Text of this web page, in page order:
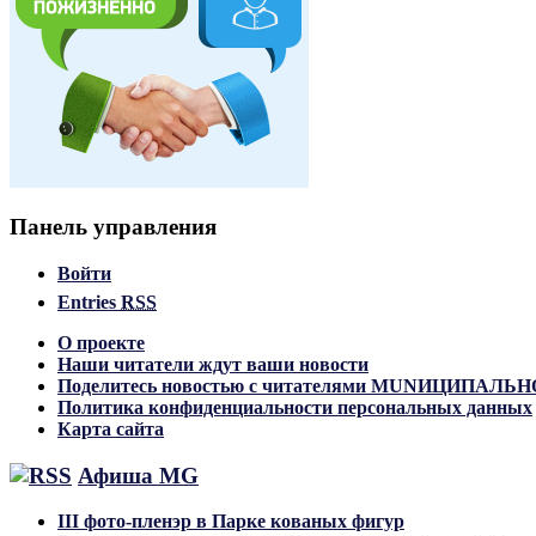
Панель управления
Войти
Entries RSS
О проекте
Наши читатели ждут ваши новости
Поделитесь новостью с читателями
Политика конфиденциальности персональных данных
Карта сайта
Афиша MG
III фото-пленэр в Парке кованых фигур